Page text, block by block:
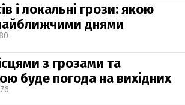
і локальні грози: якою
днями
з грозами та
буде погода на вихідних